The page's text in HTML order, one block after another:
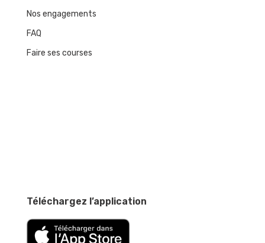
Nos engagements
FAQ
Faire ses courses
Téléchargez l’application